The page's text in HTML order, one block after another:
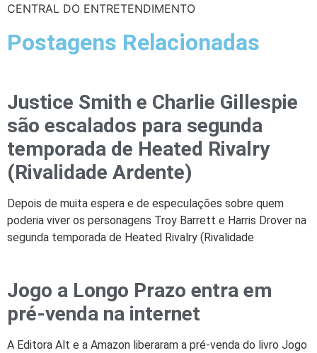
CENTRAL DO ENTRETENDIMENTO
Postagens Relacionadas
Justice Smith e Charlie Gillespie
são escalados para segunda
temporada de Heated Rivalry
(Rivalidade Ardente)
Depois de muita espera e de especulações sobre quem
poderia viver os personagens Troy Barrett e Harris Drover na
segunda temporada de Heated Rivalry (Rivalidade
Jogo a Longo Prazo entra em
pré-venda na internet
A Editora Alt e a Amazon liberaram a pré-venda do livro Jogo